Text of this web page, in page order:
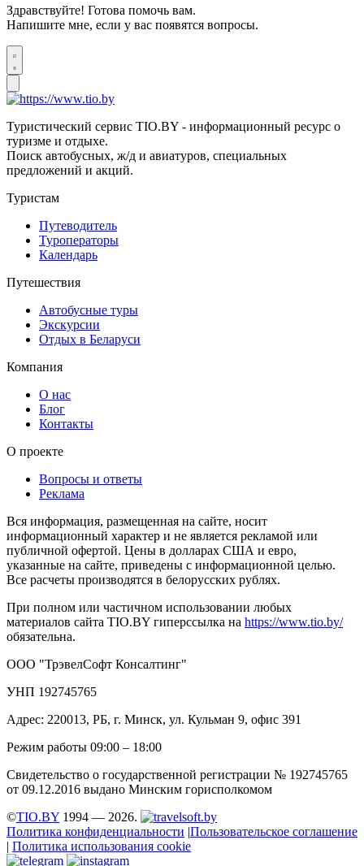
Здравствуйте! Готова помочь вам.
Напишите мне, если у вас появятся вопросы.
Туристический сервис TIO.BY - информационный ресурс о
туризме и отдыхе.
Поиск автобусных, ж/д и авиатуров, специальных
предложений и акций.
Туристам
Путеводитель
Туроператоры
Календарь
Путешествия
Автобусные туры
Экскурсии
Отдых в Беларуси
Компания
О нас
Блог
Контакты
О проекте
Вопросы и ответы
Реклама
Вся информация, размещенная на сайте, носит
информационный характер и не является рекламой или
публичной офертой. Цены в долларах США и евро,
указанные на сайте, приведены с информационной целью.
Все расчеты производятся в белорусских рублях.
При полном или частичном использовании любых
материалов сайта TIO.BY гиперссылка на https://www.tio.by/
обязательна.
ООО "ТрэвелСофт Консалтинг"
УНП 192745765
Адрес: 220013, РБ, г. Минск, ул. Кульман 9, офис 391
Режим работы 09:00 – 18:00
Свидетельство о государственной регистрации № 192745765
от 09.12.2016 выдано Минским горисполкомом
©TIO.BY 1994 — 2026.
Политика конфиденциальности |Пользовательское соглашение
| Политика использования cookie